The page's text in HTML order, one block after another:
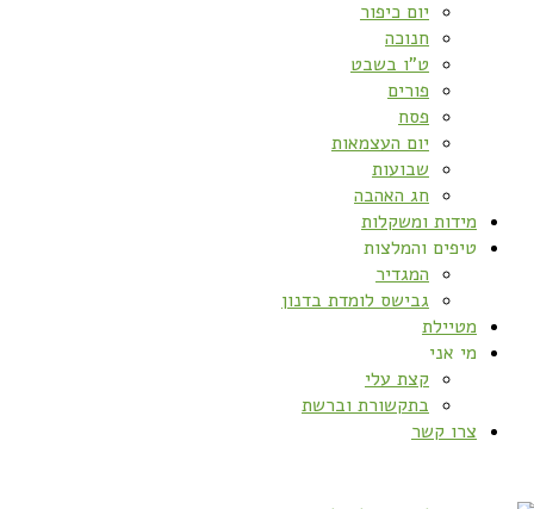
יום כיפור
חנוכה
ט”ו בשבט
פורים
פסח
יום העצמאות
שבועות
חג האהבה
מידות ומשקלות
טיפים והמלצות
המגדיר
גבישס לומדת בדנון
מטיילת
מי אני
קצת עלי
בתקשורת וברשת
צרו קשר